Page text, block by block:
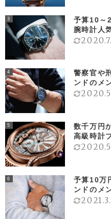
3
予算10～
腕時計人
4
警察官や
ンドのメ
5
数千万円
高級時計
6
予算10万
ンドのメ